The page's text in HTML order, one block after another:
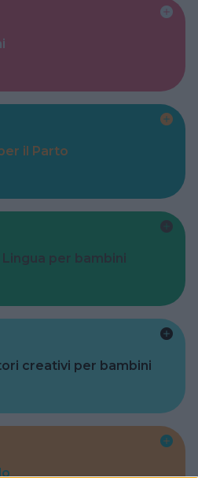
il Parto
Lingua per bambini
creativi per bambini